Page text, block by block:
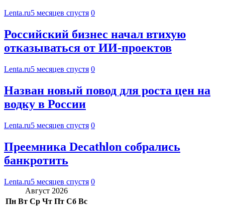
Lenta.ru5 месяцев спустя 0
Российский бизнес начал втихую
отказываться от ИИ-проектов
Lenta.ru5 месяцев спустя 0
Назван новый повод для роста цен на
водку в России
Lenta.ru5 месяцев спустя 0
Преемника Decathlon собрались
банкротить
Lenta.ru5 месяцев спустя 0
Август 2026
Пн Вт Ср Чт Пт Сб Вс